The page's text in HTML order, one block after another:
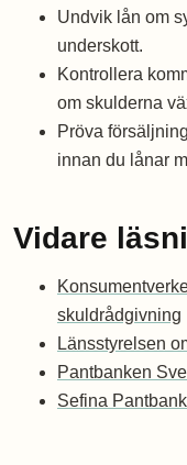
Undvik lån om
underskott.
Kontrollera
om skulderna
Pröva
innan du lånar
Vidare
skuldrådgivning
Länsstyrelsen
Pantbanken
Sefina